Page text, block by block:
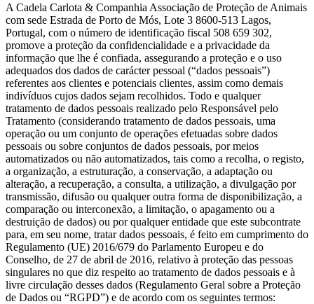
A Cadela Carlota & Companhia Associação de Proteção de Animais
com sede Estrada de Porto de Mós, Lote 3 8600-513 Lagos,
Portugal, com o número de identificação fiscal 508 659 302,
promove a proteção da confidencialidade e a privacidade da
informação que lhe é confiada, assegurando a proteção e o uso
adequados dos dados de carácter pessoal (“dados pessoais”)
referentes aos clientes e potenciais clientes, assim como demais
indivíduos cujos dados sejam recolhidos. Todo e qualquer
tratamento de dados pessoais realizado pelo Responsável pelo
Tratamento (considerando tratamento de dados pessoais, uma
operação ou um conjunto de operações efetuadas sobre dados
pessoais ou sobre conjuntos de dados pessoais, por meios
automatizados ou não automatizados, tais como a recolha, o registo,
a organização, a estruturação, a conservação, a adaptação ou
alteração, a recuperação, a consulta, a utilização, a divulgação por
transmissão, difusão ou qualquer outra forma de disponibilização, a
comparação ou interconexão, a limitação, o apagamento ou a
destruição de dados) ou por qualquer entidade que este subcontrate
para, em seu nome, tratar dados pessoais, é feito em cumprimento do
Regulamento (UE) 2016/679 do Parlamento Europeu e do
Conselho, de 27 de abril de 2016, relativo à proteção das pessoas
singulares no que diz respeito ao tratamento de dados pessoais e à
livre circulação desses dados (Regulamento Geral sobre a Proteção
de Dados ou “RGPD”) e de acordo com os seguintes termos: